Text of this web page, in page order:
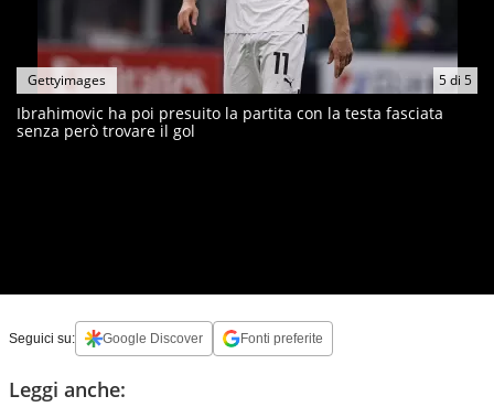
5di 5
Gettyimages
Ibrahimovic ha poi presuito la partita con la testa fasciata
senza però trovare il gol
Seguici su: Google Discover Fonti preferite
Leggi anche: